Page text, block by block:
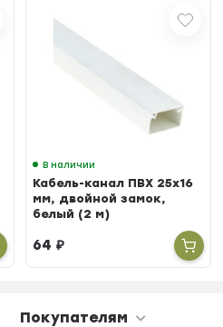
В наличии
Кабель-канал ПВХ 25х16
мм, двойной замок,
белый (2 м)
64 ₽
Покупателям